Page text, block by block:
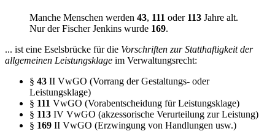
Manche Menschen werden 43, 111 oder 113 Jahre alt.
Nur der Fischer Jenkins wurde 169.
... ist eine Eselsbrücke für die Vorschriften zur Statthaftigkeit der
allgemeinen Leistungsklage im Verwaltungsrecht:
§ 43 II VwGO (Vorrang der Gestaltungs- oder
Leistungsklage)
§ 111 VwGO (Vorabentscheidung für Leistungsklage)
§ 113 IV VwGO (akzessorische Verurteilung zur Leistung)
§ 169 II VwGO (Erzwingung von Handlungen usw.)